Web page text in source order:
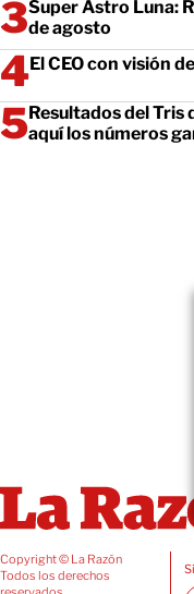
Super Astro Luna:
de agosto
El CEO con visión
Resultados del Tris
aquí los números
Copyright © La Razón
Todos los derechos